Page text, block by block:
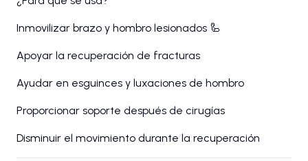
Inmovilizar brazo y hombro lesionados 🦾
Apoyar la recuperación de fracturas
Ayudar en esguinces y luxaciones de hombro
Proporcionar soporte después de cirugías
Disminuir el movimiento durante la recuperación